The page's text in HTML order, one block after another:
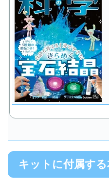
キットに付属す